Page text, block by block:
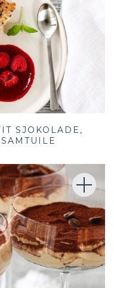
SJOKOLADE,